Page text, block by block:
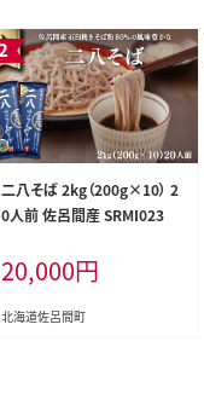
二八そば 2kg（200g×10） 2
0人前 佐呂間産 SRMI023
20,000円
北海道佐呂間町